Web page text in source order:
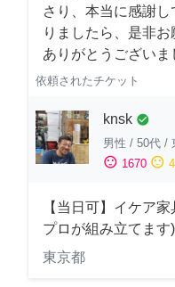
さり、本当に感謝
りましたら、是非
ありがとうございま
依頼されたチケット
knsk check_circle
男性 / 50代 /
sentiment_satisfied 1670 sentiment_neutral
【当日可】イケア
プロが組み立てま
東京都